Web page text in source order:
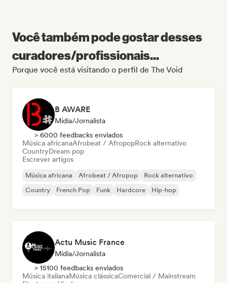
Você também pode gostar desses
curadores/profissionais...
Porque você está visitando o perfil de The Void
B AWARE
Mídia/Jornalista
> 6000 feedbacks enviados
Música africanaAfrobeat / AfropopRock alternativo
CountryDream pop
Escrever artigos
Música africana Afrobeat / Afropop
Rock alternativo
Country
French Pop Funk Hardcore Hip-hop
Actu Music France
Mídia/Jornalista
> 15100 feedbacks enviados
Música italianaMúsica clássicaComercial / Mainstream